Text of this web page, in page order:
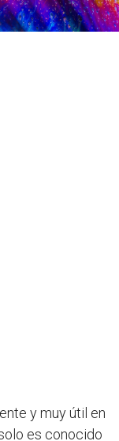
y muy útil en
es conocido